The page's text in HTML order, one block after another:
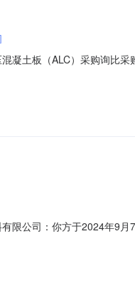
凝土板（ALC）采购询比
项目简介1.1采购项目名
限公司：你方于2024年9
供货合同。特此通知！中